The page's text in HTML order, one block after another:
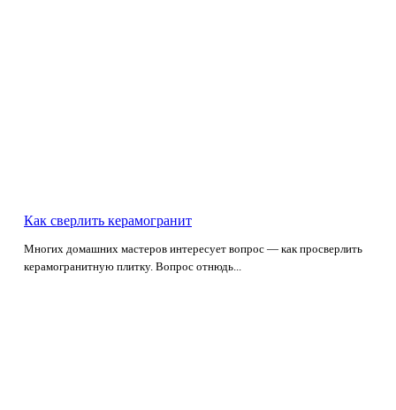
Как сверлить керамогранит
Многих домашних мастеров интересует вопрос — как просверлить
керамогранитную плитку. Вопрос отнюдь...